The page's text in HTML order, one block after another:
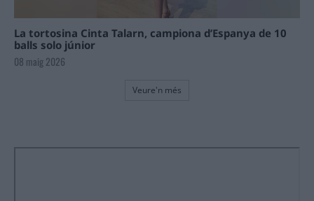
La tortosina Cinta Talarn, campiona d’Espanya de 10
balls solo júnior
08 maig 2026
Veure'n més